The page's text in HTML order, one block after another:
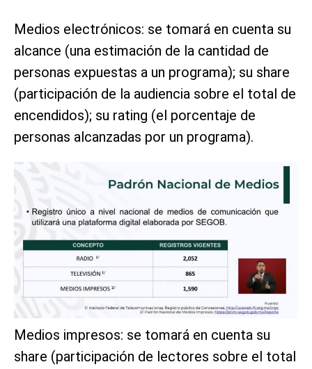
Medios electrónicos: se tomará en cuenta su
alcance (una estimación de la cantidad de
personas expuestas a un programa); su share
(participación de la audiencia sobre el total de
encendidos); su rating (el porcentaje de
personas alcanzadas por un programa).
Medios impresos: se tomará en cuenta su
share (participación de lectores sobre el total